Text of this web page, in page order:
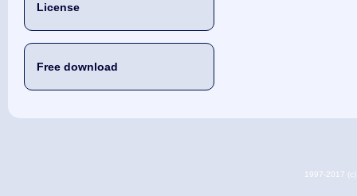
License
Free download
1997-2017